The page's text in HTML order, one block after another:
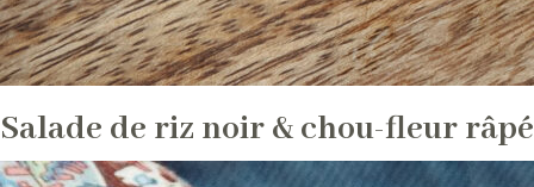
Salade de riz noir & chou-fleur râpé